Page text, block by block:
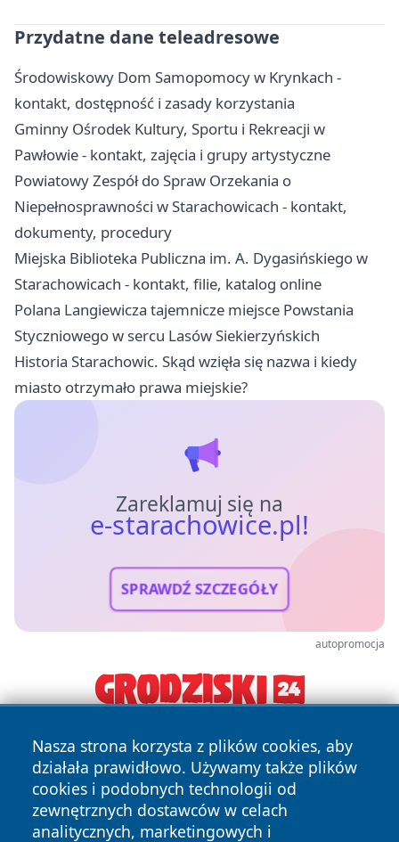
Przydatne dane teleadresowe
Środowiskowy Dom Samopomocy w Krynkach -
kontakt, dostępność i zasady korzystania
Gminny Ośrodek Kultury, Sportu i Rekreacji w
Pawłowie - kontakt, zajęcia i grupy artystyczne
Powiatowy Zespół do Spraw Orzekania o
Niepełnosprawności w Starachowicach - kontakt,
dokumenty, procedury
Miejska Biblioteka Publiczna im. A. Dygasińskiego w
Starachowicach - kontakt, filie, katalog online
Polana Langiewicza tajemnicze miejsce Powstania
Styczniowego w sercu Lasów Siekierzyńskich
Historia Starachowic. Skąd wzięła się nazwa i kiedy
miasto otrzymało prawa miejskie?
Zareklamuj się na
e-starachowice.pl!
SPRAWDŹ SZCZEGÓŁY
autopromocja
Nasza strona korzysta z plików cookies, aby
działała prawidłowo. Używamy także plików
cookies i podobnych technologii od
zewnętrznych dostawców w celach
analitycznych, marketingowych i